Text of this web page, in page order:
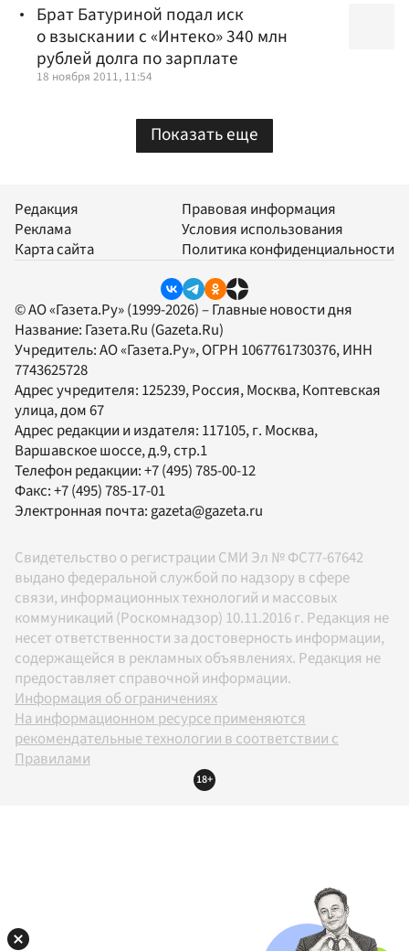
Брат Батуриной подал иск
о взыскании с «Интеко» 340 млн
рублей долга по зарплате
18 ноября 2011, 11:54
Показать еще
Редакция
Реклама
Карта сайта
Правовая информация
Условия использования
Политика конфиденциальности
© АО «Газета.Ру» (1999-2026) – Главные новости дня
Название: Газета.Ru (Gazeta.Ru)
Учредитель:АО «Газета.Ру», ОГРН 1067761730376, ИНН
7743625728
Адрес учредителя: 125239, Россия, Москва, Коптевская
улица, дом 67
Адрес редакции и издателя: 117105, г. Москва,
Варшавское шоссе, д.9, стр.1
Телефон редакции:+7 (495) 785-00-12
Факс:+7 (495) 785-17-01
Электронная почта:gazeta@gazeta.ru
Свидетельство о регистрации СМИ Эл № ФС77-67642
выдано федеральной службой по надзору в сфере
связи, информационных технологий и массовых
коммуникаций (Роскомнадзор) 10.11.2016 г. Редакция не
несет ответственности за достоверность информации,
содержащейся в рекламных объявлениях. Редакция не
предоставляет справочной информации.
Информация об ограничениях
На информационном ресурсе применяются
рекомендательные технологии в соответствии с
Правилами
18+